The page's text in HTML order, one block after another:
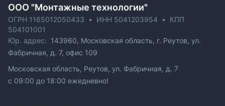
ОOO "Монтажные технологии"
ОГРН 1165012050433 • ИНН 5041203954 •
КПП
504101001
Юр. адрес: 143960, Московская область, г. Реутов, ул.
Фабричная, д. 7, офис 109
Московская область, Реутов, ул. Фабричная, д. 7
c 09:00 до 18:00 ежедневно!